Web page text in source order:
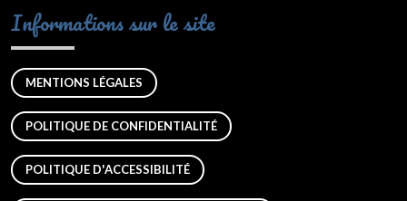
Informations sur le site
MENTIONS LÉGALES
POLITIQUE DE CONFIDENTIALITÉ
POLITIQUE D'ACCESSIBILITÉ